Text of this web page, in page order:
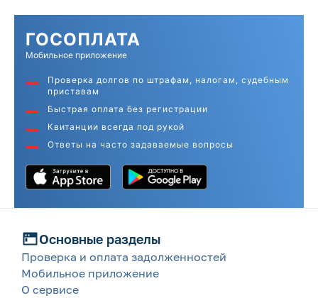
ГОСОПЛАТА
Мобильное приложение
Проверка долгов по штрафам, налогам, судебным
приставам
Быстрая оплата без регистрации
Квитанции всегда под рукой
Ответы на часто задаваемые вопросы
Основные разделы
Проверка и оплата задолженностей
Мобильное приложение
О сервисе